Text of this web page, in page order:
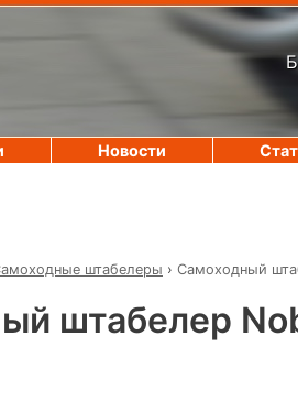
штабелеры › Самоходный
штабелер
Новости